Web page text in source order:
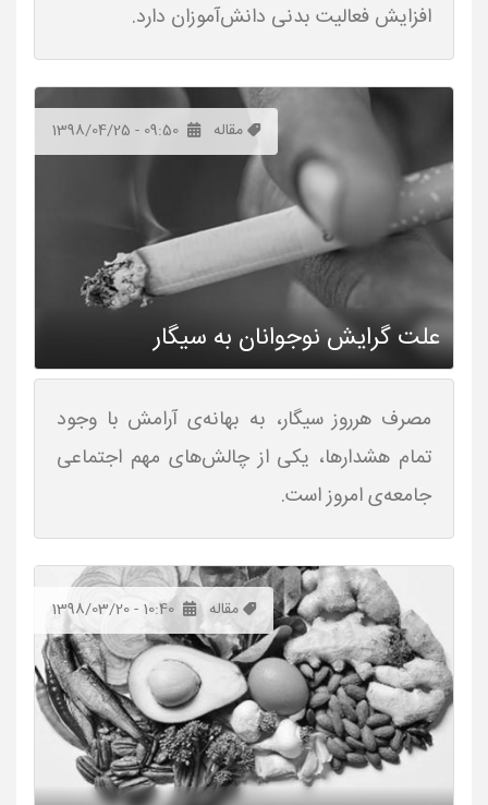
افزایش فعالیت بدنی دانش‌آموزان دارد.
علت گرایش نوجوانان به سیگار
مقاله 1398/04/25 - 09:50
مصرف هرروز سیگار، به بهانه‌ی آرامش با وجود
تمام هشدارها، یکی از چالش‌های مهم اجتماعی
جامعه‌ی امروز است.
مقاله 1398/03/20 - 10:40